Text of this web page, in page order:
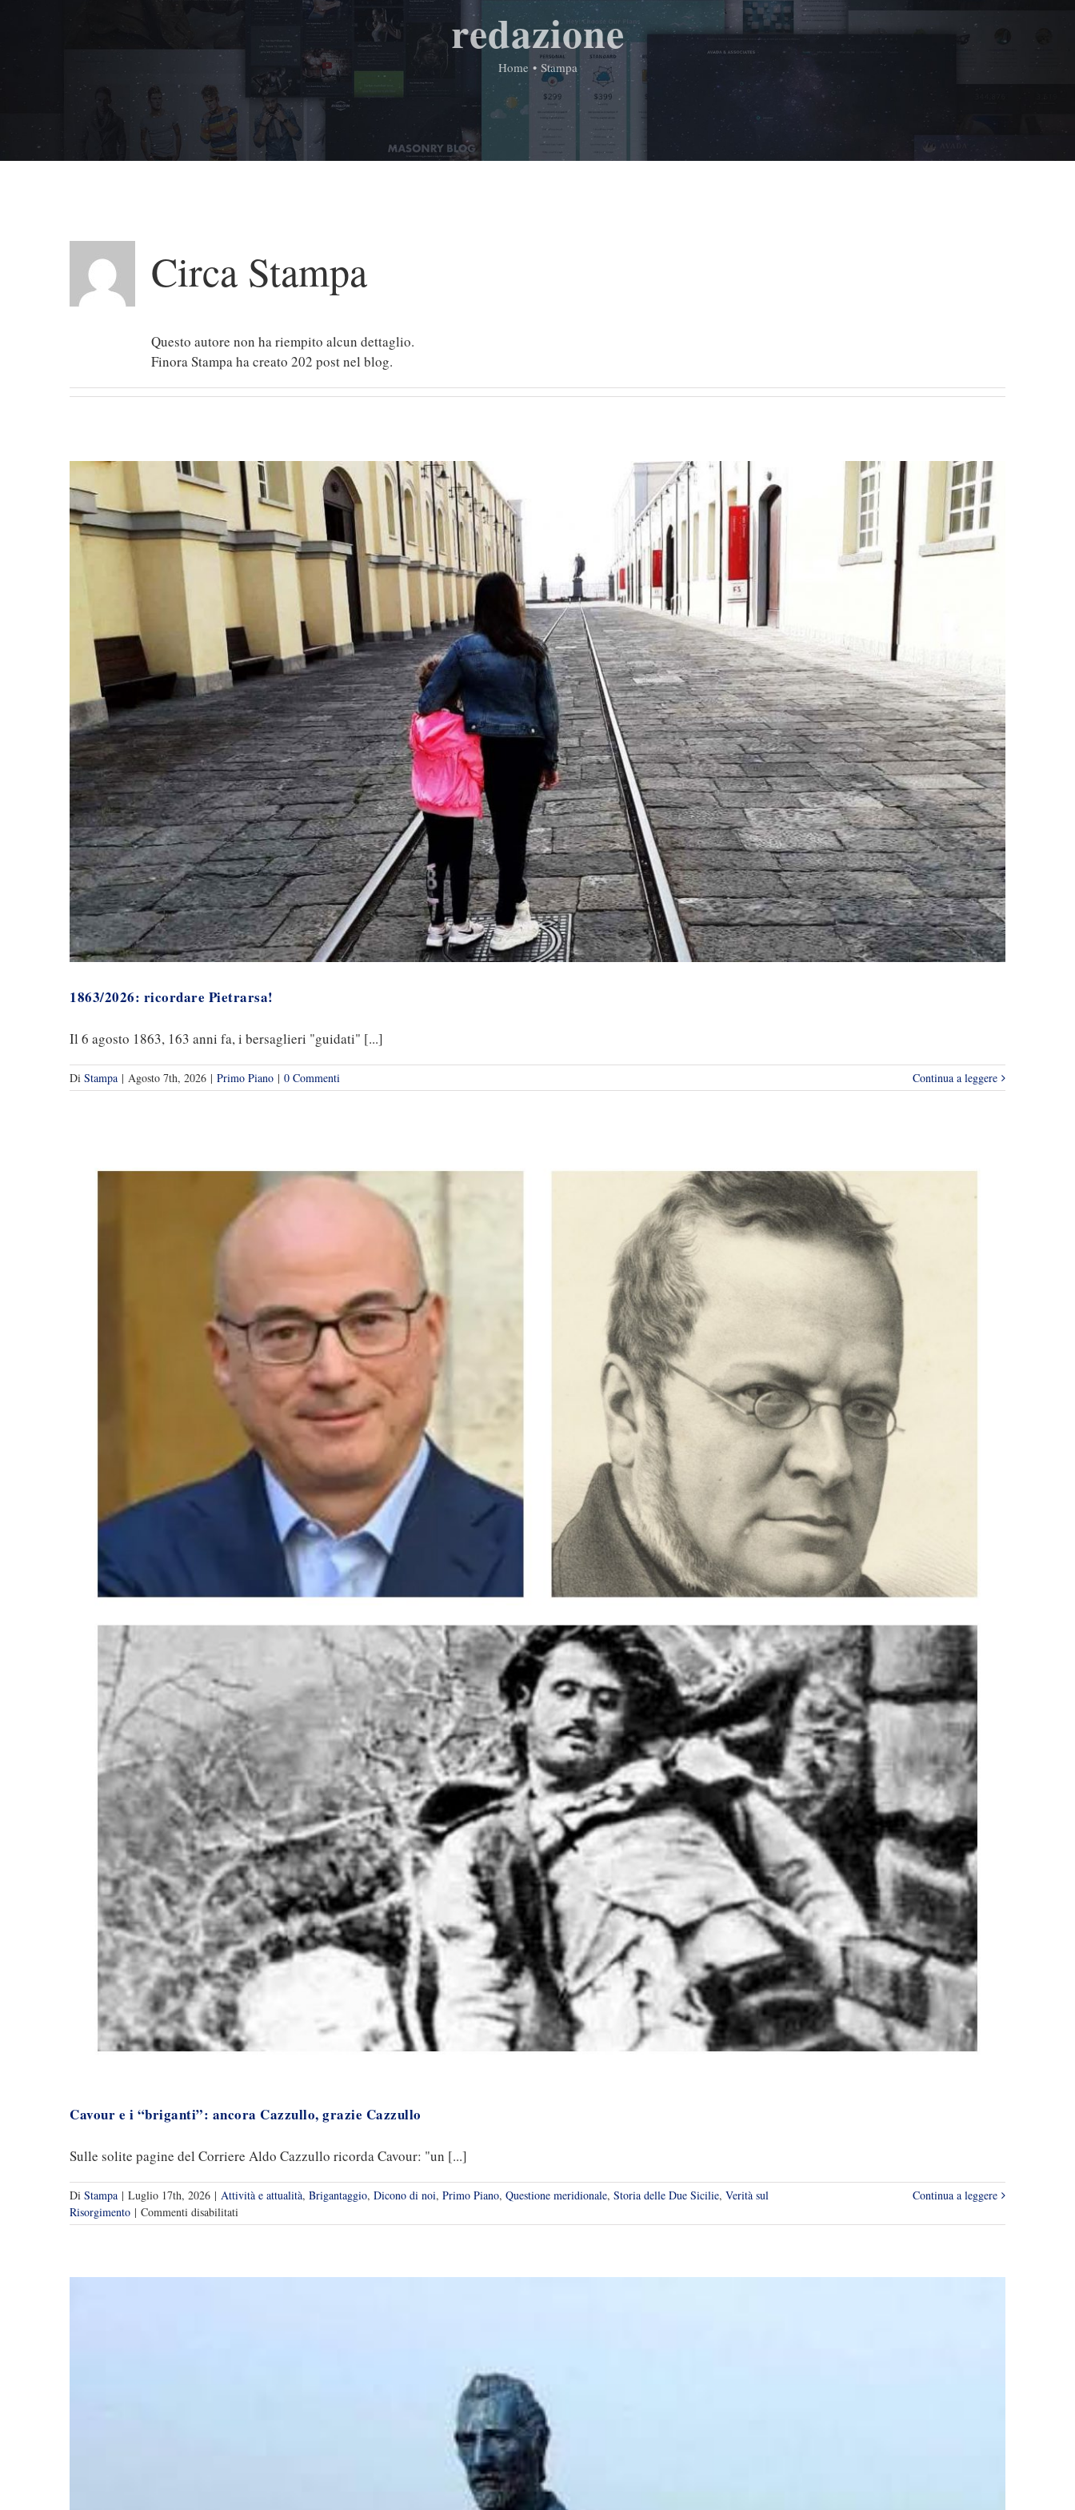
redazione
Home • Stampa
Circa Stampa
Questo autore non ha riempito alcun dettaglio.
Finora Stampa ha creato 202 post nel blog.
1863/2026: ricordare Pietrarsa!
Il 6 agosto 1863, 163 anni fa, i bersaglieri "guidati" [...]
Di Stampa | Agosto 7th, 2026 | Primo Piano | 0 Commenti Continua a leggere
Cavour e i “briganti”: ancora Cazzullo, grazie Cazzullo
Sulle solite pagine del Corriere Aldo Cazzullo ricorda Cavour: "un [...]
Di Stampa | Luglio 17th, 2026 | Attività e attualità, Brigantaggio, Dicono di noi, Primo Piano, Questione meridionale, Storia delle Due Sicilie, Verità sul
Risorgimento | Commenti disabilitati
Cavour
“briganti”:
Continua a leggere